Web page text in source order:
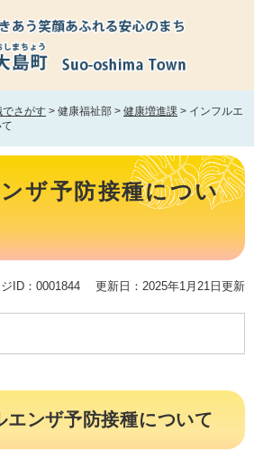
でさがす > 健康福祉部 > 健康増進課 > インフルエ
ザ予防接種につい
ID：0001844 更新日：2025年1月21日更新
エンザ予防接種について